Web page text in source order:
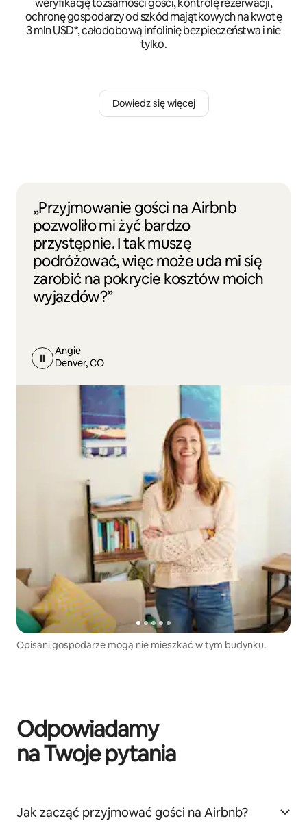
weryfikację tożsamości gości, kontrolę rezerwacji,
ochronę gospodarzy od szkód majątkowych na kwotę
3 mln USD*, całodobową infolinię bezpieczeństwa i nie
tylko.
Dowiedz się więcej
„Przyjmowanie gości na Airbnb
pozwoliło mi żyć bardzo
przystępnie. I tak muszę
podróżować, więc może uda mi się
zarobić na pokrycie kosztów moich
wyjazdów?”
Angie
Denver, CO
Opisani gospodarze mogą nie mieszkać w tym budynku.
Odpowiadamy
na Twoje pytania
Jak zacząć przyjmować gości na Airbnb?